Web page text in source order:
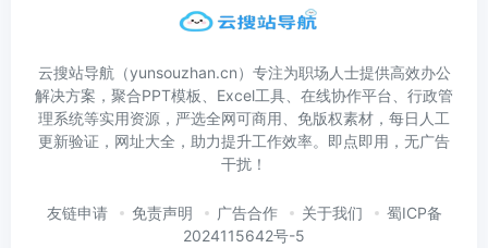
云搜站导航（yunsouzhan.cn）专注为职场人士提供高效办公
解决方案，聚合PPT模板、Excel工具、在线协作平台、行政管
理系统等实用资源，严选全网可商用、免版权素材，每日人工
更新验证，网址大全，助力提升工作效率。即点即用，无广告
干扰！
友链申请 免责声明 广告合作 关于我们
蜀ICP备
2024115642号-5